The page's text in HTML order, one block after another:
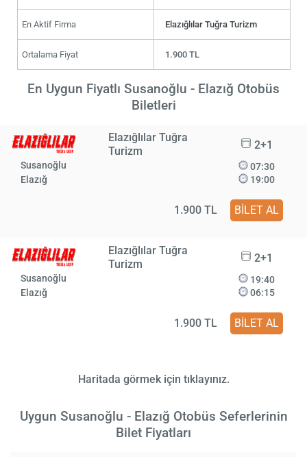
En Aktif Firma Elazığlılar Tuğra Turizm
Ortalama Fiyat 1.900 TL
En Uygun Fiyatlı Susanoğlu - Elazığ Otobüs
Biletleri
Elazığlılar Tuğra
Turizm
2+1
Susanoğlu
Elazığ
07:30
19:00
1.900 TL BİLET AL
Elazığlılar Tuğra
Turizm
2+1
Susanoğlu
Elazığ
19:40
06:15
1.900 TL BİLET AL
Haritada görmek için tıklayınız.
Uygun Susanoğlu - Elazığ Otobüs Seferlerinin
Bilet Fiyatları